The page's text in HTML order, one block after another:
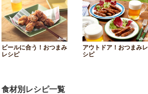
ビールに合う！おつまみ
レシピ
アウトドア！おつまみレ
シピ
食材別レシピ一覧